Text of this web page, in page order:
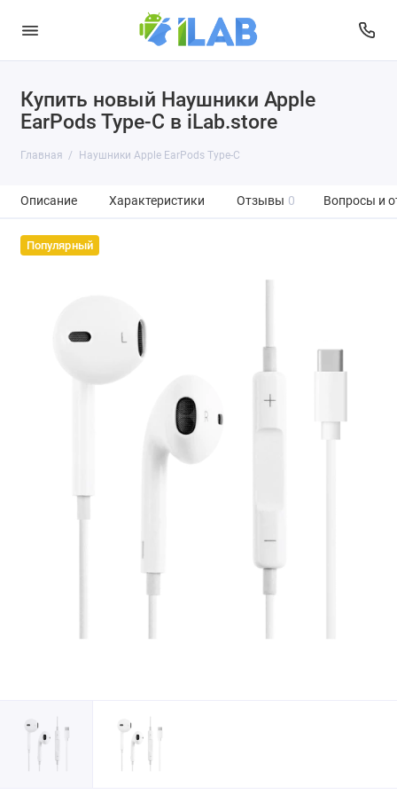
Купить новый Наушники Apple
EarPods Type-C в iLab.store
Главная Наушники Apple EarPods Type-C
Описание Характеристики Отзывы 0 Вопросы и
Популярный